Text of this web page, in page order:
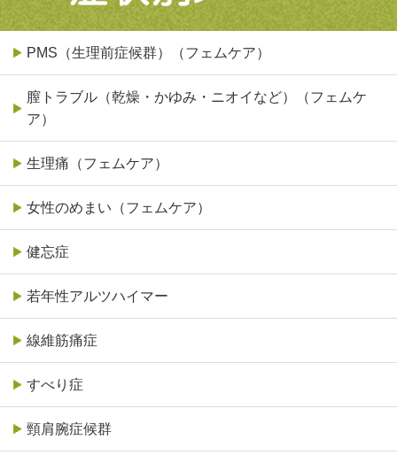
PMS（生理前症候群）（フェムケア）
膣トラブル（乾燥・かゆみ・ニオイなど）（フェムケ
ア）
生理痛（フェムケア）
女性のめまい（フェムケア）
健忘症
若年性アルツハイマー
線維筋痛症
すべり症
頸肩腕症候群